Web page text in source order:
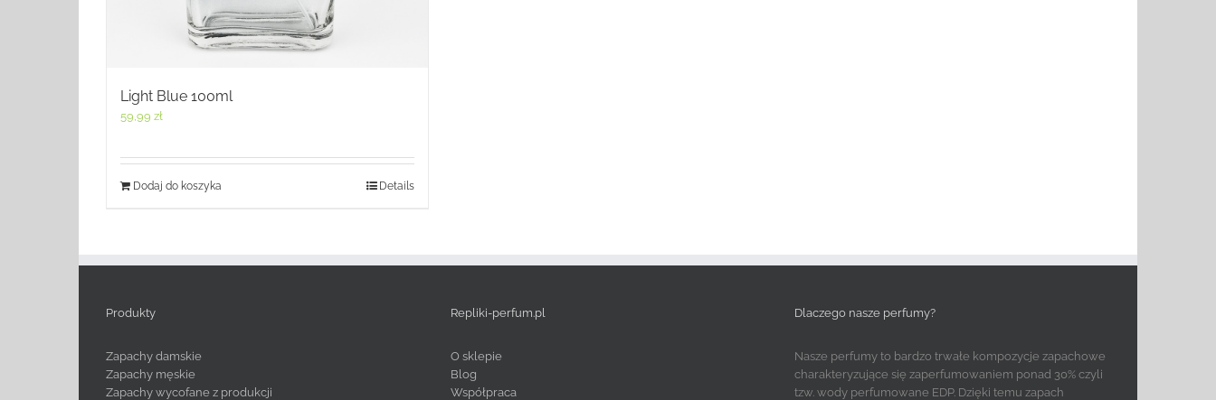
Light Blue 100ml
59,99 zł
Dodaj do koszyka Details
Produkty
Zapachy damskie
Zapachy męskie
Zapachy wycofane z produkcji
Repliki-perfum.pl
O sklepie
Blog
Współpraca
Dlaczego nasze perfumy?
Nasze perfumy to bardzo trwałe kompozycje zapachowe
charakteryzujące się zaperfumowaniem ponad 30% czyli
tzw. wody perfumowane EDP. Dzięki temu zapach